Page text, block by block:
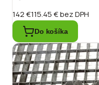
142 €115.45 €bez DPH
Do košíka